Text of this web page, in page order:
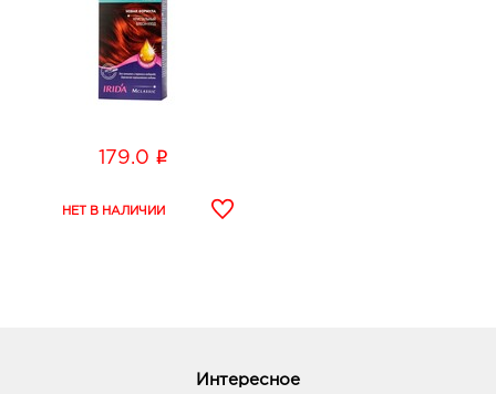
179.0 i
Интересное